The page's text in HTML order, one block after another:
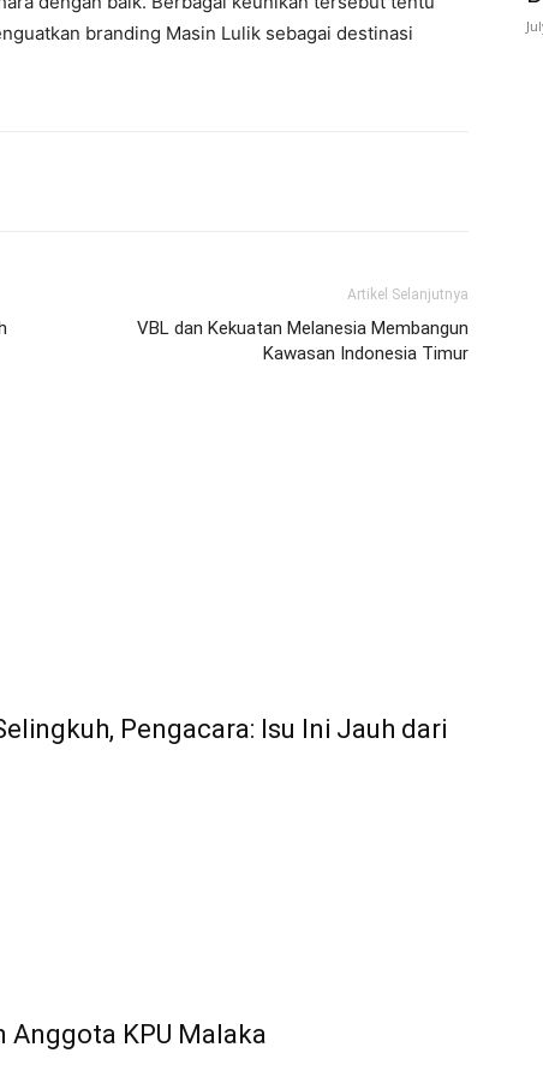
branding Masin Lulik sebagai destinasi
Artikel Selanjutnya
VBL dan Kekuatan Melanesia Membangun
Kawasan Indonesia Timur
Pengacara: Isu Ini Jauh dari
Anggota KPU Malaka